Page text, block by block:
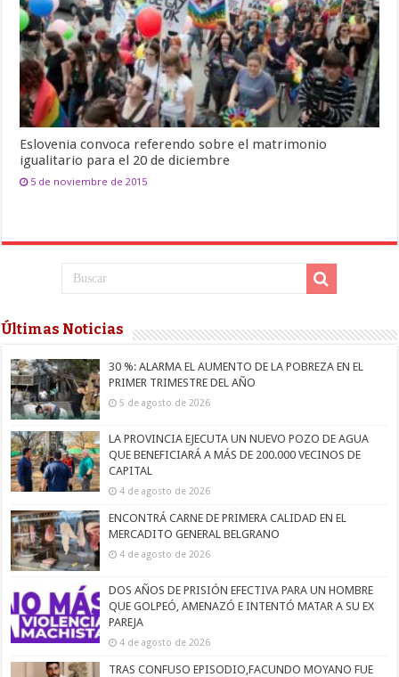
Eslovenia convoca referendo sobre el matrimonio
igualitario para el 20 de diciembre
5 de noviembre de 2015
Últimas Noticias
30 %: ALARMA EL AUMENTO DE LA POBREZA EN EL
PRIMER TRIMESTRE DEL AÑO
5 de agosto de 2026
LA PROVINCIA EJECUTA UN NUEVO POZO DE AGUA
QUE BENEFICIARÁ A MÁS DE 200.000 VECINOS DE
CAPITAL
4 de agosto de 2026
ENCONTRÁ CARNE DE PRIMERA CALIDAD EN EL
MERCADITO GENERAL BELGRANO
4 de agosto de 2026
DOS AÑOS DE PRISIÓN EFECTIVA PARA UN HOMBRE
QUE GOLPEÓ, AMENAZÓ E INTENTÓ MATAR A SU EX
PAREJA
4 de agosto de 2026
TRAS CONFUSO EPISODIO,FACUNDO MOYANO FUE